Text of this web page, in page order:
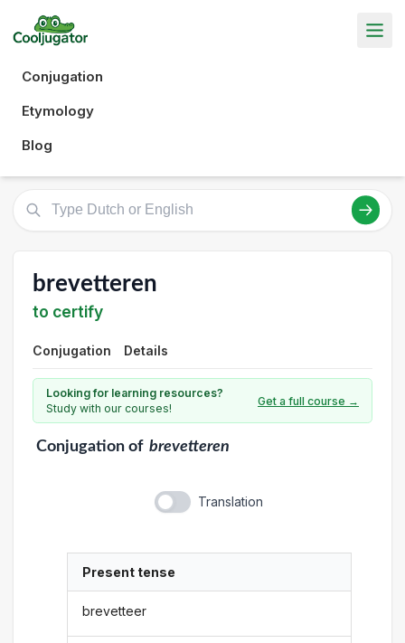
Conjugation
Etymology
Blog
brevetteren
to certify
Conjugation Details
Looking for learning resources?
Study with our courses!
Get a full course →
Conjugationof brevetteren
Translation
Present tense
brevetteer